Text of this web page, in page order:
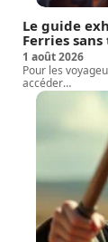
Le guide
Ferries
1 août 2026
Pour les
accéder…